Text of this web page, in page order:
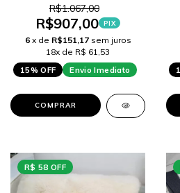
R$1.067,00
R$907,00 PIX
6 x de R$151,17 sem juros
18x de R$ 61,53
15% OFF
Envio Imediato
COMPRAR
R$ 58 OFF